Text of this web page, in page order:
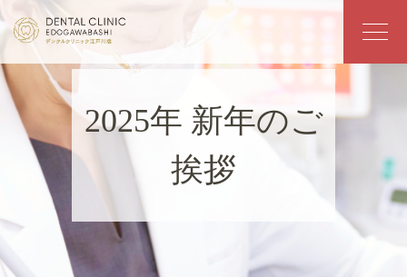
2025年 新年のご
挨拶